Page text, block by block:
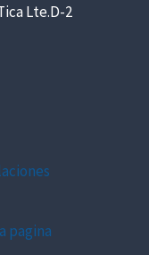
Lte.D-2
pagina